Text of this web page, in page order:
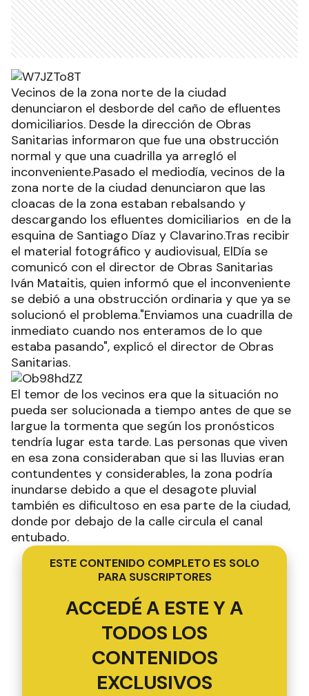
Vecinos de la zona norte de la ciudad
denunciaron el desborde del caño de efluentes
domiciliarios. Desde la dirección de Obras
Sanitarias informaron que fue una obstrucción
normal y que una cuadrilla ya arregló el
inconveniente.Pasado el mediodía, vecinos de la
zona norte de la ciudad denunciaron que las
cloacas de la zona estaban rebalsando y
descargando los efluentes domiciliarios en de la
esquina de Santiago Díaz y Clavarino.Tras recibir
el material fotográfico y audiovisual, ElDía se
comunicó con el director de Obras Sanitarias
Iván Mataitis, quien informó que el inconveniente
se debió a una obstrucción ordinaria y que ya se
solucionó el problema."Enviamos una cuadrilla de
inmediato cuando nos enteramos de lo que
estaba pasando", explicó el director de Obras
Sanitarias.
El temor de los vecinos era que la situación no
pueda ser solucionada a tiempo antes de que se
largue la tormenta que según los pronósticos
tendría lugar esta tarde. Las personas que viven
en esa zona consideraban que si las lluvias eran
contundentes y considerables, la zona podría
inundarse debido a que el desagote pluvial
también es dificultoso en esa parte de la ciudad,
donde por debajo de la calle circula el canal
entubado.
ESTE CONTENIDO COMPLETO ES SOLO
PARA SUSCRIPTORES
ACCEDÉ A ESTE Y A
TODOS LOS
CONTENIDOS
EXCLUSIVOS